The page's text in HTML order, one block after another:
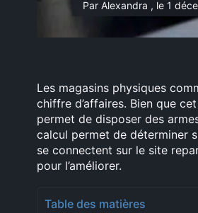
Par Alexandra , le 1
Les magasins physiques
chiffre d’affaires. Bien que
permet de disposer des
calcul permet de déterminer
se connectent sur le site
pour l’améliorer.
Table des matières